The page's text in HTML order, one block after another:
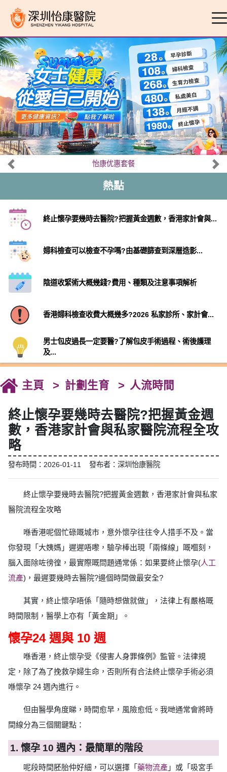
怡康优惠套餐
熱點
終止懷孕要幾時去醫院?把握黃金週數，香港家計會與...
婦科檢查可以檢查不孕嗎?由基礎篩查到深層造影...
陰道收緊術大概幾錢?費用、種類及注意事項解析
香港婦科檢查收費大概幾多?2026 私家診所、家計會...
男士包皮過長一定要醫?了解包皮手術過程、術後護理
及...
主頁 計劃生育 人流時間
終止懷孕要幾時去醫院?把握黃金週
數，香港家計會與私家醫院流程全攻
略
發布時間：2026-01-11 發布者：深圳怡康醫院
終止懷孕要幾時去醫院?把握黃金週數，香港家計會與私家
醫院流程全攻略
喺香港呢個忙碌嘅城市，意外懷孕往往令人措手不及。當
你發現「大姨媽」遲遲唔嚟，驗孕棒出現「兩條線」嘅嗰刻，
腦入面除咗徬徨，最實際嘅問題通常係：如果要終止懷孕(人工
流產)，最遲要幾時去醫院?邊個時間做最安全?
其實，終止懷孕唔係「隨時想做就做」，法律上有嚴格嘅
時間限制，醫學上亦有「黃金期」。
懷孕24 週與 10 週
喺香港，終止懷孕受《侵害人身罪條例》監管。法律規
定，除了為了挽救孕婦生命，否則所有合法終止懷孕手術必須
喺懷孕 24 週內進行。
但由醫學角度睇，時間愈早，風險愈低。我哋通常會將時
間線分為三個關鍵點：
1. 懷孕 10 週內：最簡單的階段
呢段時間胚胎仲好細，可以選擇「 藥物流產 」或「吸宮手